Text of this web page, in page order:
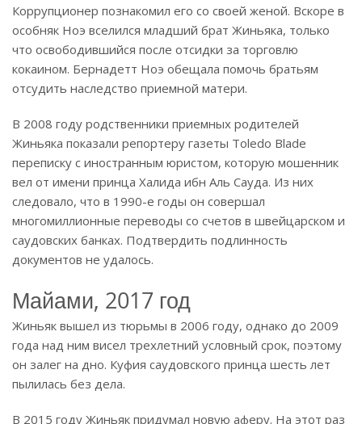
Коррупционер познакомил его со своей женой. Вскоре в
особняк Ноэ вселился младший брат Жиньяка, только
что освободившийся после отсидки за торговлю
кокаином. Бернадетт Ноэ обещала помочь братьям
отсудить наследство приемной матери.
В 2008 году родственники приемных родителей
Жиньяка показали репортеру газеты Toledo Blade
переписку с иностранным юристом, которую мошенник
вел от имени принца Халида ибн Аль Сауда. Из них
следовало, что в 1990-е годы он совершал
многомиллионные переводы со счетов в швейцарском и
саудовских банках. Подтвердить подлинность
документов не удалось.
Майами, 2017 год
Жиньяк вышел из тюрьмы в 2006 году, однако до 2009
года над ним висел трехлетний условный срок, поэтому
он залег на дно. Куфия саудовского принца шесть лет
пылилась без дела.
В 2015 году Жиньяк придумал новую аферу. На этот раз